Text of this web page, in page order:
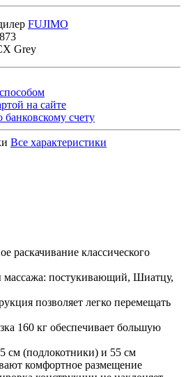
FUJIMO
Grey
на сайте
счету
Все характеристики
раскачивание классического
постукивающий, Шиатцу,
позволяет легко перемещать
160 кг обеспечивает большую
см (подлокотники) и 55 см
комфортное размещение